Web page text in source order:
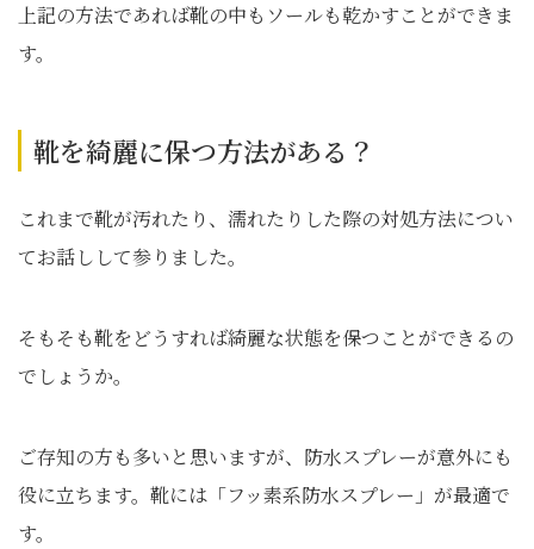
上記の方法であれば靴の中もソールも乾かすことができま
す。
靴を綺麗に保つ方法がある？
これまで靴が汚れたり、濡れたりした際の対処方法につい
てお話しして参りました。
そもそも靴をどうすれば綺麗な状態を保つことができるの
でしょうか。
ご存知の方も多いと思いますが、防水スプレーが意外にも
役に立ちます。靴には「フッ素系防水スプレー」が最適で
す。